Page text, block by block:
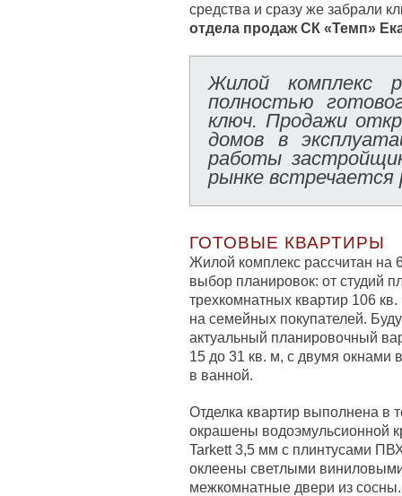
средства и сразу же забрали
отдела продаж СК «Темп»
Жилой комплекс
полностью
ключ. Продажи
домов в
работы
рынке встречается
ГОТОВЫЕ КВАРТИРЫ
Жилой комплекс рассчитан на
выбор планировок: от студий
трехкомнатных квартир 106
на семейных покупателей.
актуальный планировочный
15 до 31 кв. м, с двумя окнами
в ванной.
Отделка квартир выполнена в
окрашены водоэмульсионной
Tarkett 3,5 мм с плинтусами
оклеены светлыми
межкомнатные двери из